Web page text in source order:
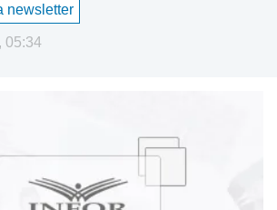
newsletter
05:34